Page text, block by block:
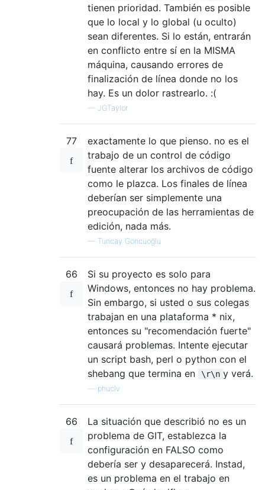
tienen prioridad. También es posible
que lo local y lo global (u oculto)
sean diferentes. Si lo están, entrarán
en conflicto entre sí en la MISMA
máquina, causando errores de
finalización de línea donde no los
hay. Es un dolor rastrearlo. :(
— JGTaylor
77
exactamente lo que pienso. no es el
trabajo de un control de código
fuente alterar los archivos de código
como le plazca. Los finales de línea
deberían ser simplemente una
preocupación de las herramientas de
edición, nada más.
— Tuncay Göncüoğlu
66
Si su proyecto es solo para
Windows, entonces no hay problema.
Sin embargo, si usted o sus colegas
trabajan en una plataforma * nix,
entonces su "recomendación fuerte"
causará problemas. Intente ejecutar
un script bash, perl o python con el
shebang que termina en
\r\n y verá.
phuclv
66
La situación que describió no es un
problema de GIT, establezca la
configuración en FALSO como
debería ser y desaparecerá. Instad,
es un problema en el trabajo en